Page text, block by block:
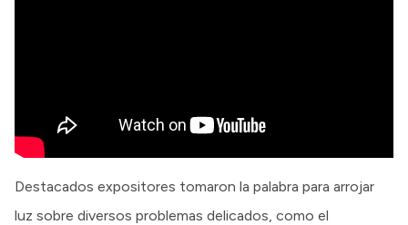
Destacados expositores tomaron la palabra para arrojar
luz sobre diversos problemas delicados, como el